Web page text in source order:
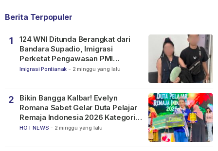
Berita Terpopuler
1
124 WNI Ditunda Berangkat dari
Bandara Supadio, Imigrasi
Perketat Pengawasan PMI
Nonprosedural
Imigrasi Pontianak - 2 minggu yang lalu
2
Bikin Bangga Kalbar! Evelyn
Romana Sabet Gelar Duta Pelajar
Remaja Indonesia 2026 Kategori
SMP
HOT NEWS - 2 minggu yang lalu